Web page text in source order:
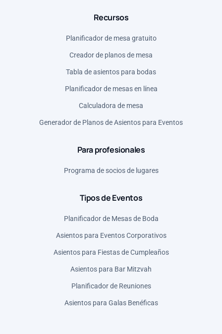
Grecia (EUR)
Italia (EUR)
Noruega (NOK)
Polonia (PLN)
Reino Unido (GBP)
Rumania (RON)
Serbia (RSD)
Recursos
Planificador de mesa gratuito
Creador de planos de mesa
Tabla de asientos para bodas
Planificador de mesas en línea
Calculadora de mesa
Generador de Planos de Asientos para Eventos
Para profesionales
Programa de socios de lugares
Tipos de Eventos
Planificador de Mesas de Boda
Asientos para Eventos Corporativos
Asientos para Fiestas de Cumpleaños
Asientos para Bar Mitzvah
Planificador de Reuniones
Asientos para Galas Benéficas